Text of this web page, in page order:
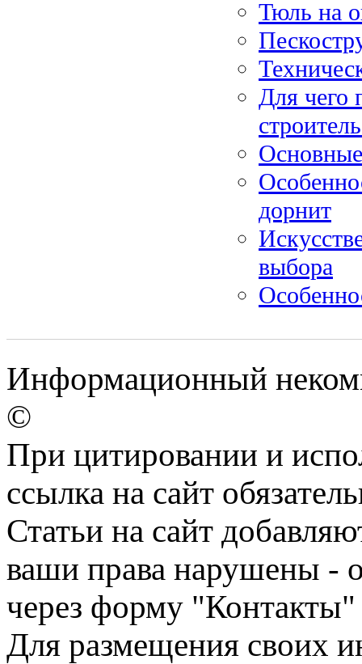
Тюль на
Для чего
дорнит
выбора
Информационный
©
При цитировании и
ссылка на сайт
Статьи на сайт
ваши права нарушены -
через форму "Контакты"
Для размещения своих